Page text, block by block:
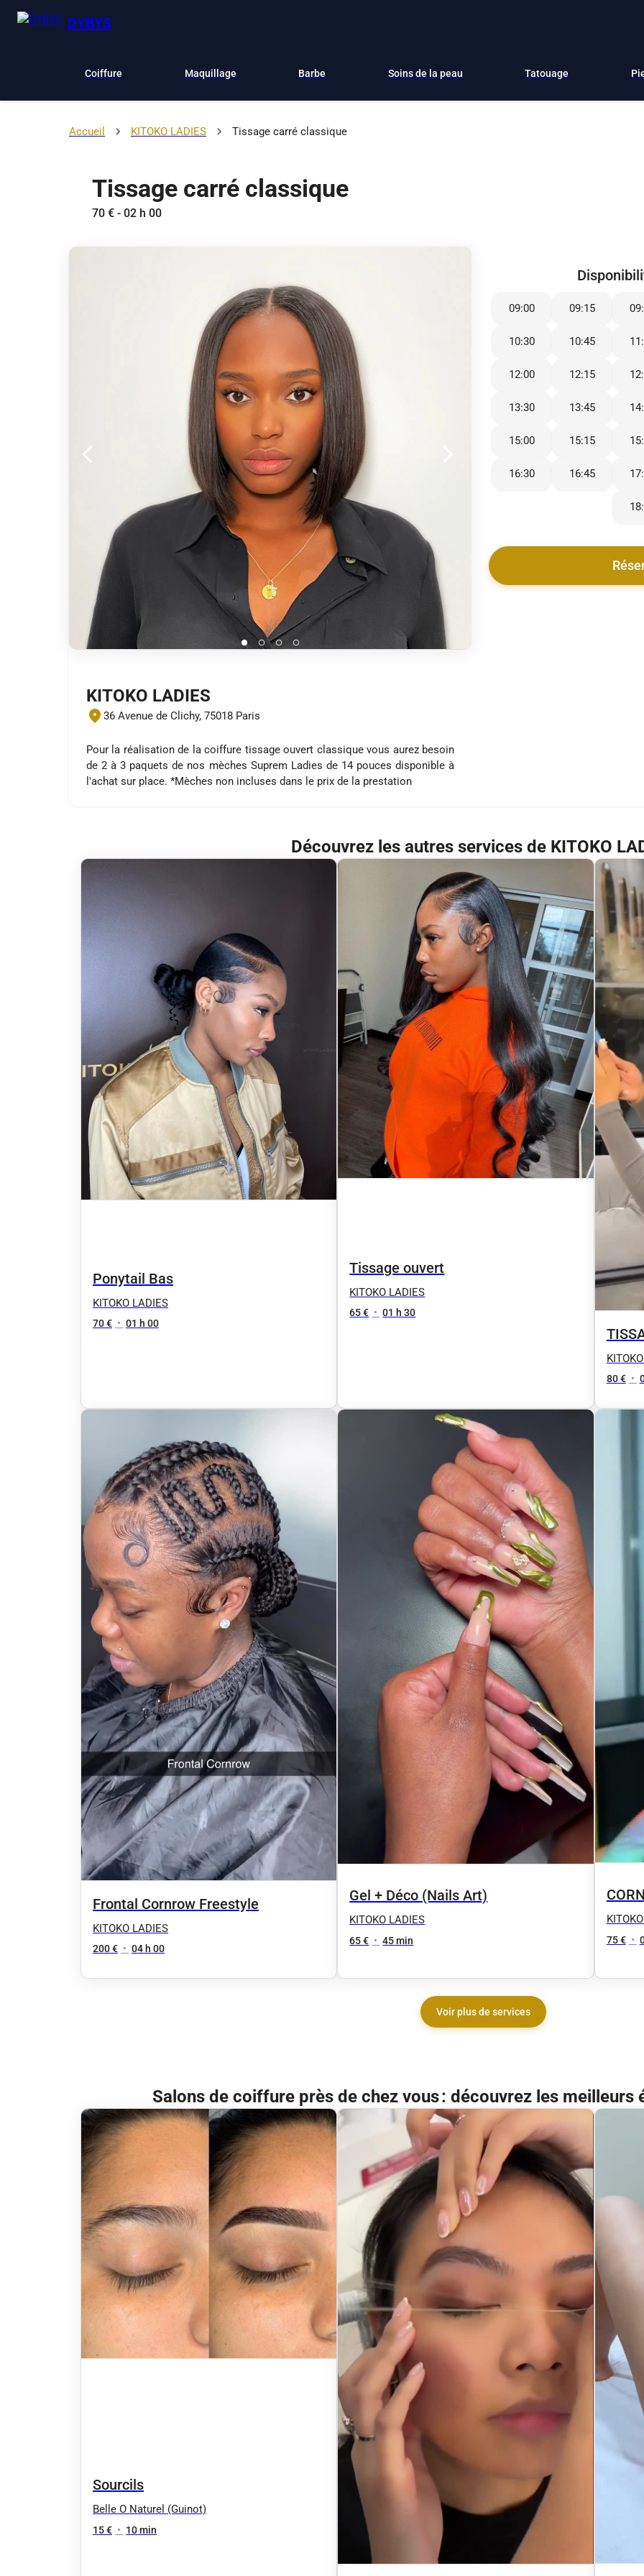
DYBYS
Coiffure Maquillage Barbe Soins de la peau Tatouage
Accueil KITOKO LADIES Tissage carré classique
Tissage carré classique
70 € - 02 h 00
KITOKO LADIES
36 Avenue de Clichy, 75018 Paris
Pour la réalisation de la coiffure tissage ouvert classique vous aurez besoin
de 2 à 3 paquets de nos mèches Suprem Ladies de 14 pouces disponible à
l'achat sur place. *Mèches non incluses dans le prix de la prestation
09:00 09:15
10:30 10:45
12:00 12:15
13:30 13:45
15:00 15:15
16:30 16:45
Découvrez les autres services de KITOKO
Ponytail Bas
KITOKO LADIES
70 € • 01 h 00
Tissage ouvert
KITOKO LADIES
65 € • 01 h 30
80 € •
Frontal Cornrow Freestyle
KITOKO LADIES
200 € • 04 h 00
Gel + Déco (Nails Art)
KITOKO LADIES
65 € • 45 min 75 € •
Voir plus de services
Salons de coiffure près de chez vous : découvrez les meilleurs
Sourcils
Belle O Naturel (Guinot)
15 € • 10 min